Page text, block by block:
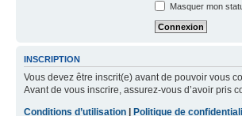
Masquer mon
INSCRIPTION
Vous devez être inscrit(e) avant de pouvoir vous
Avant de vous inscrire, assurez-vous d’avoir pris
Conditions d’utilisation
Politique de